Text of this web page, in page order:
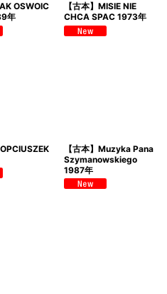
OSWOIC
年
【古本】MISIE NIE
CHCA SPAC 1973年
【古本】Muzyka Pana
Szymanowskiego
1987年